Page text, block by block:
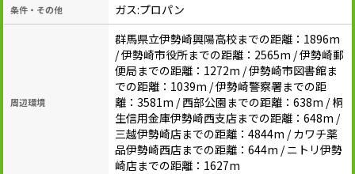
条件・その他 ガス:プロパン
周辺環境
群馬県立伊勢崎興陽高校までの距離：1896m
/ 伊勢崎市役所までの距離：2565m / 伊勢崎郵
便局までの距離：1272m / 伊勢崎市図書館ま
での距離：1039m / 伊勢崎警察署までの距
離：3581m / 西部公園までの距離：638m / 桐
生信用金庫伊勢崎西支店までの距離：648m /
三越伊勢崎店までの距離：4844m / カワチ薬
品伊勢崎西店までの距離：644m / ニトリ伊勢
崎店までの距離：1627m